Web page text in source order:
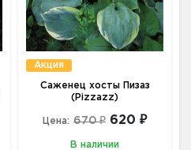
Акция
Саженец хосты Пизаз
(Pizzazz)
Цена: 670 ₽ 620 ₽
В наличии